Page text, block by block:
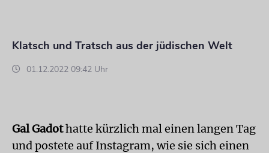
Klatsch und Tratsch aus der jüdischen Welt
01.12.2022 09:42 Uhr
Gal Gadothatte kürzlich mal einen langen Tag
und postete auf Instagram, wie sie sich einen